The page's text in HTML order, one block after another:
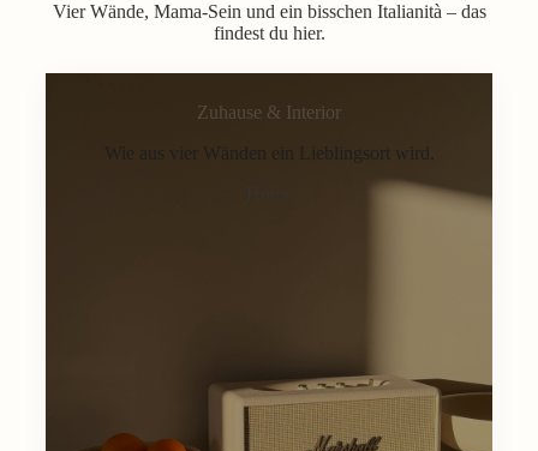
Vier Wände, Mama-Sein und ein bisschen Italianità – das
findest du hier.
Zuhause & Interior
Wie aus vier Wänden ein Lieblingsort wird.